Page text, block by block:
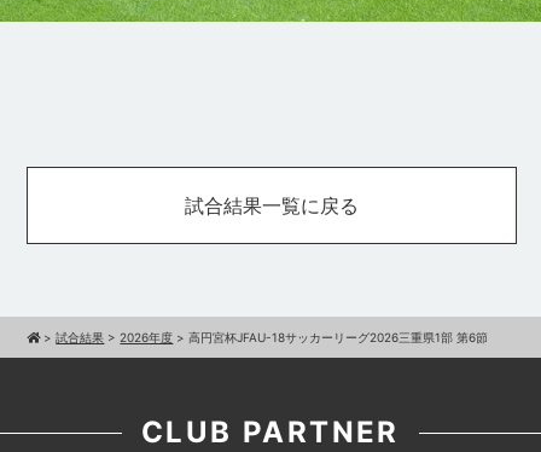
試合結果一覧に戻る
>試合結果 > 2026年度 >高円宮杯JFAU-18サッカーリーグ2026三重県1部 第6節
CLUB PARTNER